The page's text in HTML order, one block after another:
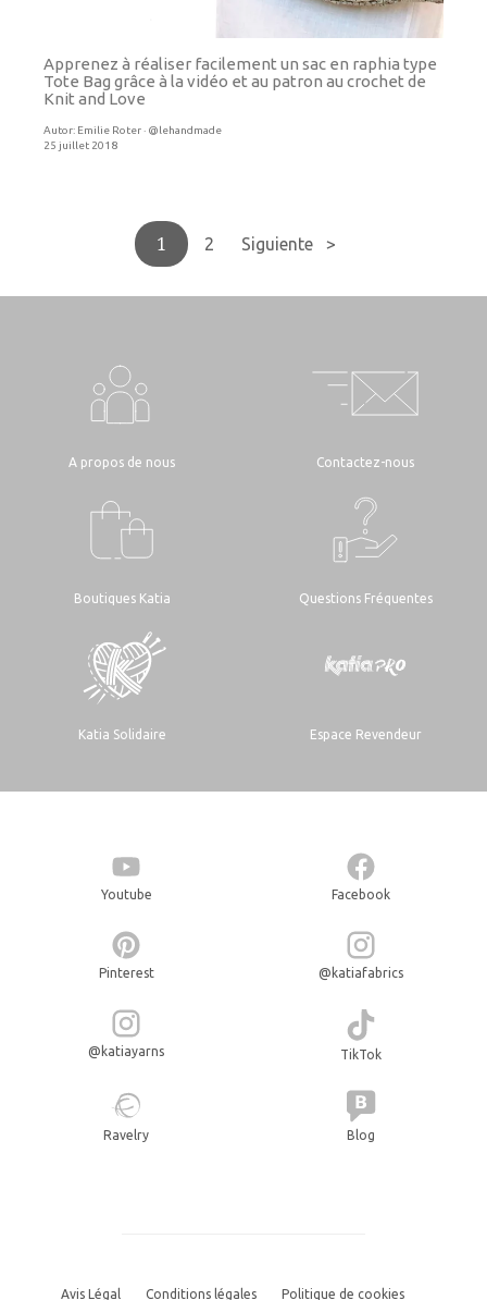
Apprenez à réaliser facilement un sac en raphia type
Tote Bag grâce à la vidéo et au patron au crochet de
Knit and Love
Autor: Emilie Roter · @lehandmade
25 juillet 2018
1 2 Siguiente >
A propos de nous Contactez-nous
Boutiques Katia Questions Fréquentes
Katia Solidaire Espace Revendeur
Youtube Facebook
Pinterest @katiafabrics
@katiayarns TikTok
Ravelry Blog
Avis Légal Conditions légales Politique de cookies